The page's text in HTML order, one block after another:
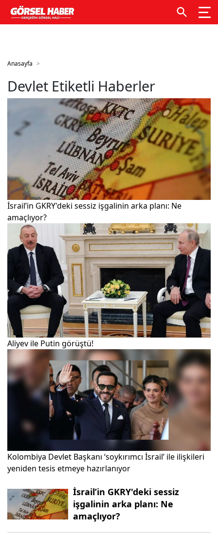
GTM kodunuzu buraya ekleyin
GTM kodunuzu buraya
ekleyin
Anasayfa
Devlet Etiketli Haberler
İsrail’in GKRY'deki sessiz işgalinin arka planı: Ne
amaçlıyor?
Aliyev ile Putin görüştü!
Kolombiya Devlet Başkanı ‘soykırımcı İsrail’ ile ilişkileri
yeniden tesis etmeye hazırlanıyor
İsrail’in GKRY'deki sessiz
işgalinin arka planı: Ne
amaçlıyor?